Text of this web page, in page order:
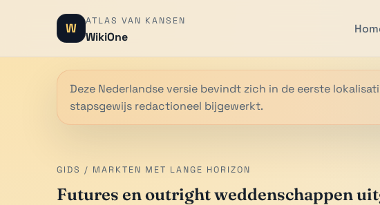
W ATLAS VAN KANSEN
WikiOne
Deze Nederlandse versie bevindt zich in de eerste
stapsgewijs redactioneel bijgewerkt.
GIDS / MARKTEN MET LANGE HORIZON
Futures en outright weddenschappen